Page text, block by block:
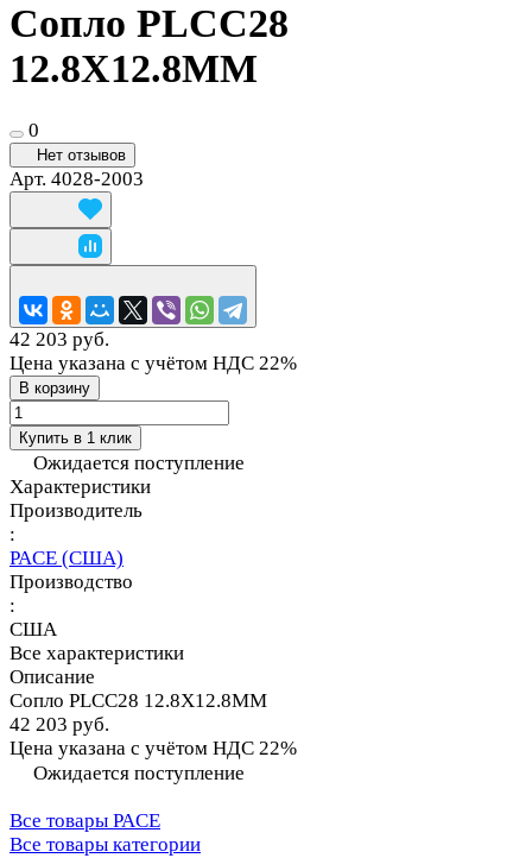
Сопло PLCC28
12.8X12.8MM
0
Нет отзывов
Арт. 4028-2003
42 203 руб.
Цена указана с учётом НДС 22%
В корзину
Купить в 1 клик
Ожидается поступление
Характеристики
Производитель
:
PACE (США)
Производство
:
США
Все характеристики
Описание
Сопло PLCC28 12.8X12.8MM
42 203 руб.
Цена указана с учётом НДС 22%
Ожидается поступление
Все товары PACE
Все товары категории